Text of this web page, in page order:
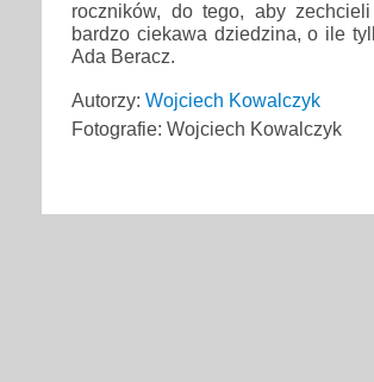
roczników, do tego, aby
bardzo ciekawa dziedzina, o ile
Ada Beracz.
Autorzy: Wojciech Kowalczyk
Fotografie: Wojciech Kowalczyk